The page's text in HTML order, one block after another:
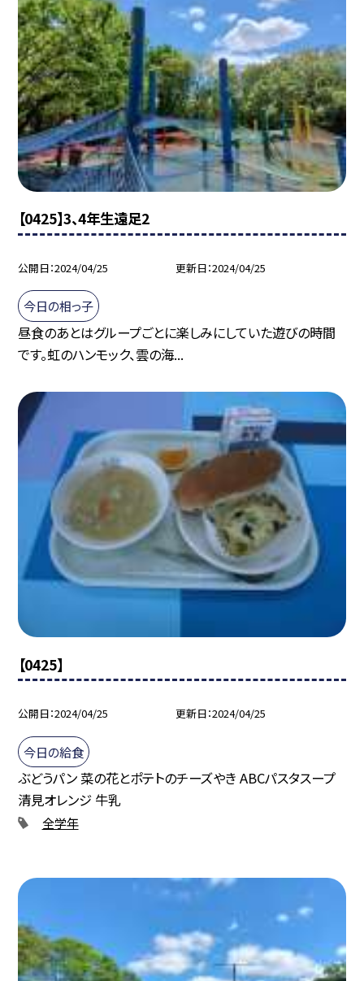
【0425】3、4年生遠足2
公開日 2024/04/25 更新日 2024/04/25
今日の相っ子
昼食のあとはグループごとに楽しみにしていた遊びの時間
です。虹のハンモック、雲の海...
【0425】
公開日 2024/04/25 更新日 2024/04/25
今日の給食
ぶどうパン 菜の花とポテトのチーズやき ABCパスタスープ
清見オレンジ 牛乳
全学年